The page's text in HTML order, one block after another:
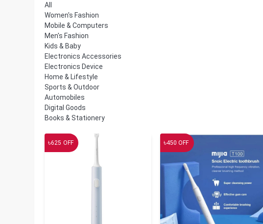
All
Women's Fashion
Mobile & Computers
Men's Fashion
Kids & Baby
Electronics Accessories
Electronics Device
Home & Lifestyle
Sports & Outdoor
Automobiles
Digital Goods
Books & Stationery
৳625 OFF ৳450 OFF